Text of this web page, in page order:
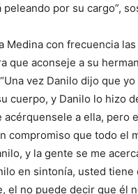
peleando por su cargo”,
Medina con frecuencia
que aconseje a su
vez Danilo dijo que yo
cuerpo, y Danilo lo hizo
acérquensele a ella, pero
compromiso que todo el
y la gente se me
en sintonía, usted tiene
el no puede decir que él